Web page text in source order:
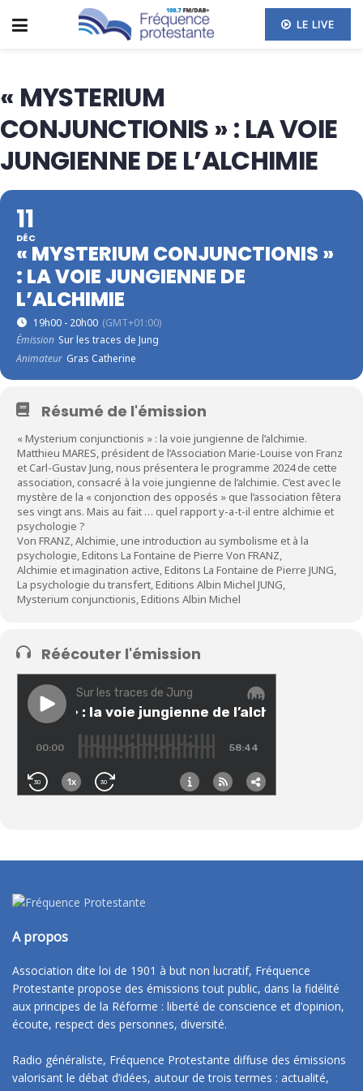
LE LIVE
« MYSTERIUM
CONJUNCTIONIS » : LA VOIE
JUNGIENNE DE L’ALCHIMIE
11
DÉC
« MYSTERIUM CONJUNCTIONIS »
: LA VOIE JUNGIENNE DE
L’ALCHIMIE
19h00 - 20h00 (GMT+01:00)
Émission Sur les traces de Jung
Animateur Gras Catherine
Résumé de l'émission
« Mysterium conjunctionis » : la voie jungienne de l’alchimie.
Matthieu MARES, président de l’Association Marie-Louise von Franz
et Carl-Gustav Jung, nous présentera le programme 2024 de cette
association, consacré à la voie jungienne de l’alchimie. C’est avec le
mystère de la « conjonction des opposés » que l’association fêtera
ses vingt ans. Mais au fait … quel rapport y-a-t-il entre alchimie et
psychologie ?
Von FRANZ, Alchimie, une introduction au symbolisme et à la
psychologie, Editons La Fontaine de Pierre Von FRANZ,
Alchimie et imagination active, Editons La Fontaine de Pierre JUNG,
La psychologie du transfert, Editions Albin Michel JUNG,
Mysterium conjunctionis, Editions Albin Michel
Réécouter l'émission
A propos
Association dite loi de 1901 à but non lucratif, Fréquence
Protestante propose des émissions tout public, dans la fidélité
aux principes de la Réforme : liberté de conscience et d’opinion,
écoute, respect des personnes, diversité.
Radio généraliste, Fréquence Protestante diffuse des émissions
valorisant le débat d’idées, autour de trois termes : actualité,